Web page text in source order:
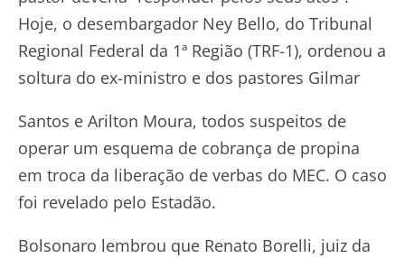
Hoje, o desembargador Ney Bello, do Tribunal
Regional Federal da 1ª Região (TRF-1), ordenou a
soltura do ex-ministro e dos pastores Gilmar
Santos e Arilton Moura, todos suspeitos de
operar um esquema de cobrança de propina
em troca da liberação de verbas do MEC. O caso
foi revelado pelo Estadão.
Bolsonaro lembrou que Renato Borelli, juiz da